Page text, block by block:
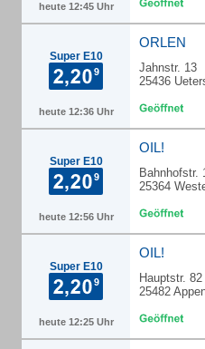
heute 12:45 Uhr
Super E10
heute 12:36 Uhr
ORLEN
Jahnstr. 13
25436
Super E10
heute 12:56 Uhr
OIL!
Bahnhofstr.
25364
Super E10
heute 12:25 Uhr
OIL!
Hauptstr. 82
25482